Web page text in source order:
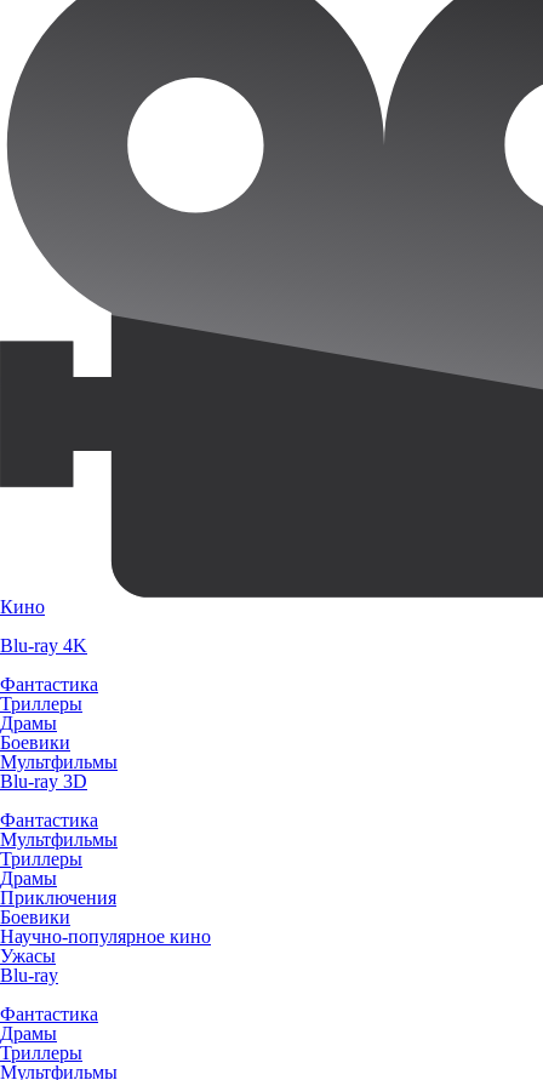
Кино
Blu-ray 4K
Фантастика
Триллеры
Драмы
Боевики
Мультфильмы
Blu-ray 3D
Фантастика
Мультфильмы
Триллеры
Драмы
Приключения
Боевики
Научно-популярное кино
Ужасы
Blu-ray
Фантастика
Драмы
Триллеры
Мультфильмы